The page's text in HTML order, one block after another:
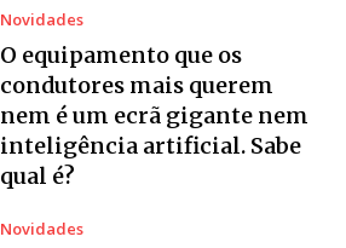
Novidades
O equipamento que os
condutores mais querem
nem é um ecrã gigante nem
inteligência artificial. Sabe
qual é?
Novidades